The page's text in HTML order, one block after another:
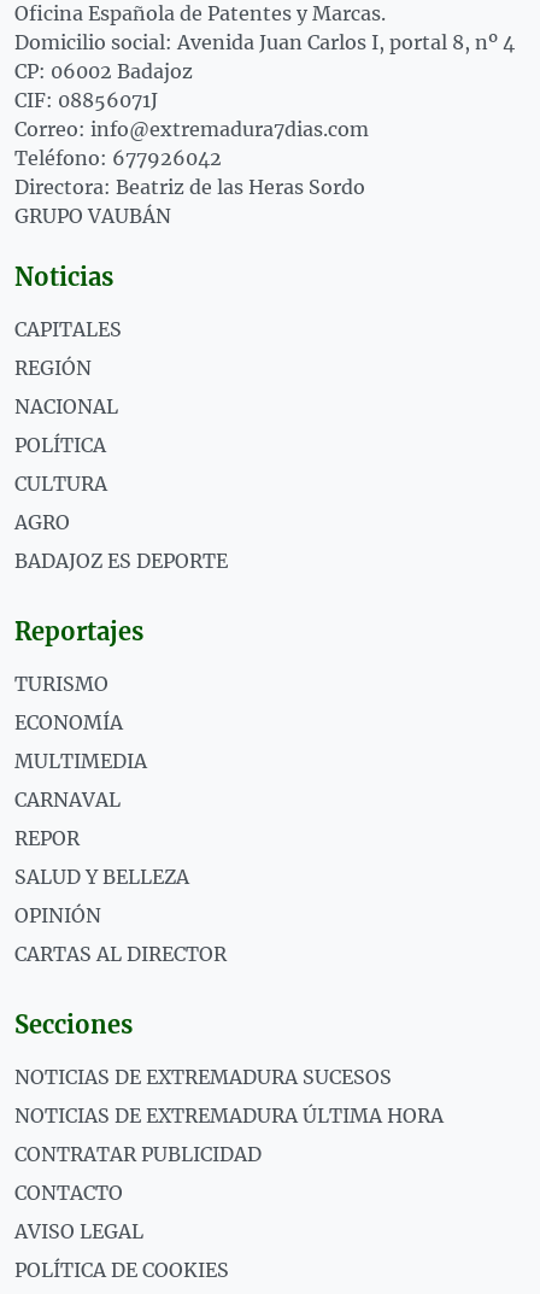
Oficina Española de Patentes y Marcas.
Domicilio social: Avenida Juan Carlos I, portal 8, nº 4
CP: 06002 Badajoz
CIF: 08856071J
Correo: info@extremadura7dias.com
Teléfono: 677926042
Directora: Beatriz de las Heras Sordo
GRUPO VAUBÁN
Noticias
CAPITALES
REGIÓN
NACIONAL
POLÍTICA
CULTURA
AGRO
BADAJOZ ES DEPORTE
Reportajes
TURISMO
ECONOMÍA
MULTIMEDIA
CARNAVAL
REPOR
SALUD Y BELLEZA
OPINIÓN
CARTAS AL DIRECTOR
Secciones
NOTICIAS DE EXTREMADURA SUCESOS
NOTICIAS DE EXTREMADURA ÚLTIMA HORA
CONTRATAR PUBLICIDAD
CONTACTO
AVISO LEGAL
POLÍTICA DE COOKIES